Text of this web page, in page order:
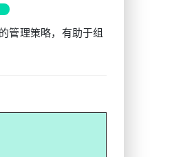
管理策略，有助于组